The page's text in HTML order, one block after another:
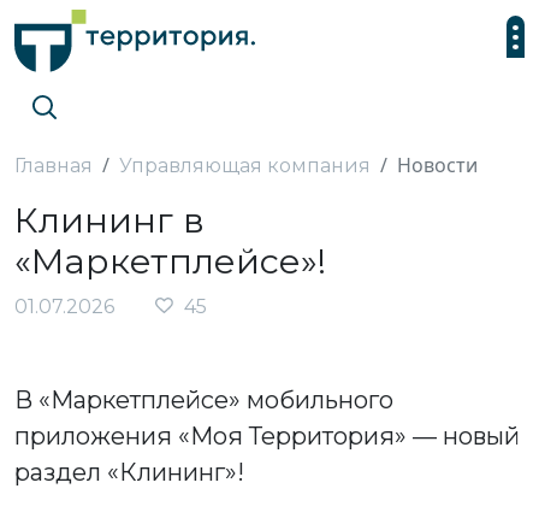
Главная Управляющая компания Новости
Клининг в
«Маркетплейсе»!
01.07.2026 45
В «Маркетплейсе» мобильного
приложения «Моя Территория» — новый
раздел «Клининг»!